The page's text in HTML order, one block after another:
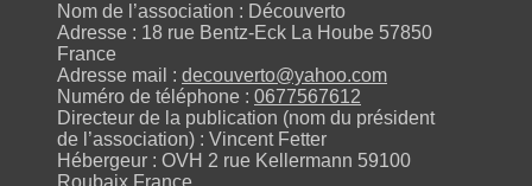
Nom de l’association : Découverto
Adresse : 18 rue Bentz-Eck La Hoube 57850
France
Adresse mail : decouverto@yahoo.com
Numéro de téléphone : 0677567612
Directeur de la publication (nom du président
de l’association) : Vincent Fetter
Hébergeur : OVH 2 rue Kellermann 59100
Roubaix France